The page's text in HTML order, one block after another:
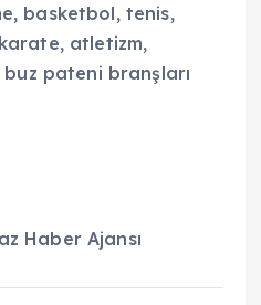
basketbol, tenis,
atletizm,
pateni branşları
Haber Ajansı